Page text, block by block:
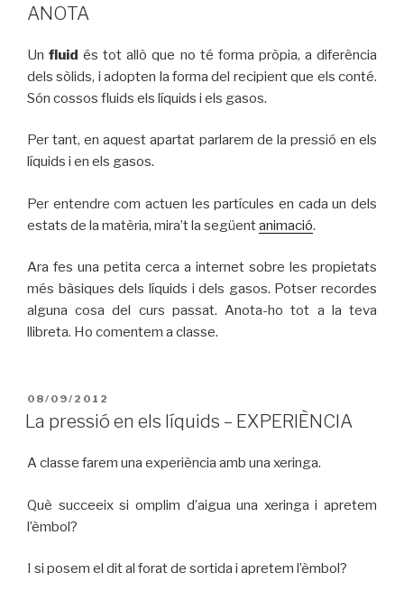
ANOTA
Unfluid és tot allò que no té forma pròpia, a diferència
dels sòlids, i adopten la forma del recipient que els conté.
Són cossos fluids els líquids i els gasos.
Per tant, en aquest apartat parlarem de la pressió en els
líquids i en els gasos.
Per entendre com actuen les partícules en cada un dels
estats de la matèria, mira’t la següentanimació.
Ara fes una petita cerca a internet sobre les propietats
més bàsiques dels líquids i dels gasos. Potser recordes
alguna cosa del curs passat. Anota-ho tot a la teva
llibreta. Ho comentem a classe.
PUBLICAT
A
08/09/2012
La pressió en els líquids – EXPERIÈNCIA
A classe farem una experiència amb una xeringa.
Què succeeix si omplim d’aigua una xeringa i apretem
l’èmbol?
I si posem el dit al forat de sortida i apretem l’èmbol?